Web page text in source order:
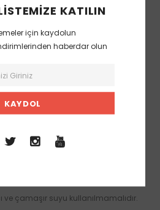
sağlar.
ve çamaşır suyu kullanılmamalıdır.
KATILIN
için kaydolun
haberdar olun